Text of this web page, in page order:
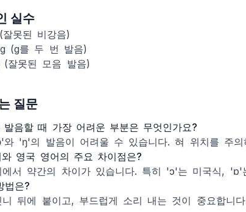
실수
못된 비강음)
(g를 두 번 발음)
잘못된 모음 발음)
질문
음할 때 가장 어려운 부분은 무엇인가요?
와 'ŋ'의 발음이 어려울 수 있습니다. 혀 위치를 주의
영국 영어의 주요 차이점은?
에서 약간의 차이가 있습니다. 특히 'ɔ'는 미국식, 'ɒ'
법은?
니 뒤에 붙이고, 부드럽게 소리 내는 것이 중요합니